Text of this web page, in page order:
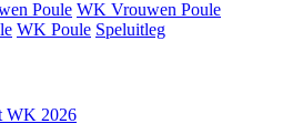
Poule WK Vrouwen Poule
WK Poule Speluitleg
WK 2026